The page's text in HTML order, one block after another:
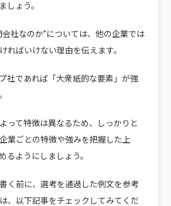
しょう。
社なのか”については、他の企業では
ればいけない理由を伝えます。
社であれば「大衆紙的な要素」が強
って特徴は異なるため、しっかりと
業ごとの特徴や強みを把握した上
るようにしましょう。
く前に、選考を通過した例文を参考
、以下記事をチェックしてみてくだ